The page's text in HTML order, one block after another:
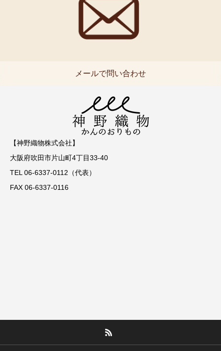
メールで問い合わせ
【神野織物株式会社】
大阪府吹田市片山町4丁目33-40
TEL 06-6337-0112（代表）
FAX 06-6337-0116